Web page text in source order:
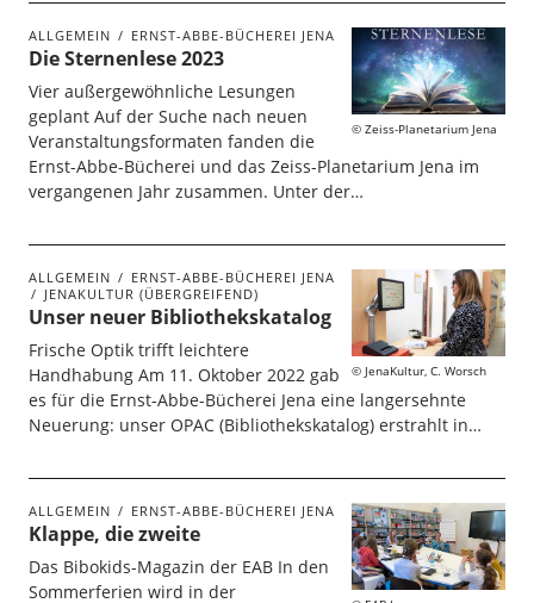
Zeiss-Planetarium Jena
ALLGEMEIN ERNST-ABBE-BÜCHEREI JENA
Die Sternenlese 2023
Vier außergewöhnliche Lesungen
geplant Auf der Suche nach neuen
Veranstaltungsformaten fanden die
Ernst-Abbe-Bücherei und das Zeiss-Planetarium Jena im
vergangenen Jahr zusammen. Unter der…
JenaKultur, C. Worsch
ALLGEMEIN
ERNST-ABBE-BÜCHEREI JENA
JENAKULTUR (ÜBERGREIFEND)
Unser neuer Bibliothekskatalog
Frische Optik trifft leichtere
Handhabung Am 11. Oktober 2022 gab
es für die Ernst-Abbe-Bücherei Jena eine langersehnte
Neuerung: unser OPAC (Bibliothekskatalog) erstrahlt in…
ALLGEMEIN ERNST-ABBE-BÜCHEREI JENA
Klappe, die zweite
Das Bibokids-Magazin der EAB In den
Sommerferien wird in der